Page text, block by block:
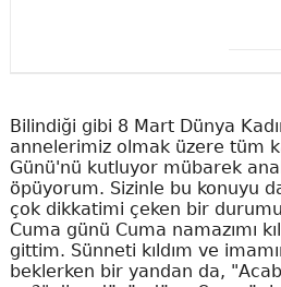
Bilindiği gibi 8 Mart Dünya
annelerimiz olmak üzere tüm
Günü'nü kutluyor mübarek
öpüyorum. Sizinle bu konuyu
çok dikkatimi çeken bir
Cuma günü Cuma namazımı
gittim. Sünneti kıldım ve
beklerken bir yandan da,